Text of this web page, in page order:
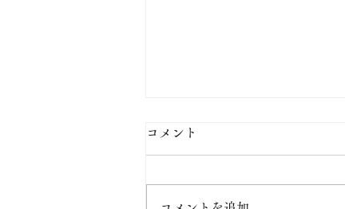
【お盆の定休日】
は、お休みとさせて頂きます。
コメント